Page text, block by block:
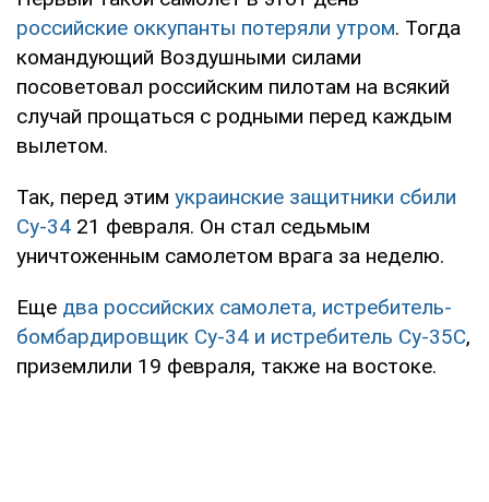
российские оккупанты потеряли утром. Тогда
командующий Воздушными силами
посоветовал российским пилотам на всякий
случай прощаться с родными перед каждым
вылетом.
Так, перед этим украинские защитники сбили
Су-34 21 февраля. Он стал седьмым
уничтоженным самолетом врага за неделю.
Еще два российских самолета, истребитель-
бомбардировщик Су-34 и истребитель Су-35С,
приземлили 19 февраля, также на востоке.